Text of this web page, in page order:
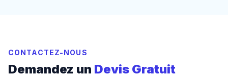
CONTACTEZ-NOUS
Demandez un Devis Gratuit